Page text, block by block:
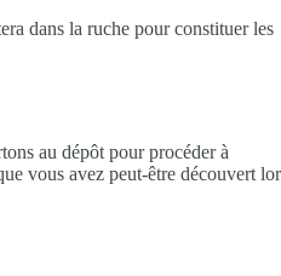
dans la ruche pour constituer les
au dépôt pour procéder à
vous avez peut-être découvert